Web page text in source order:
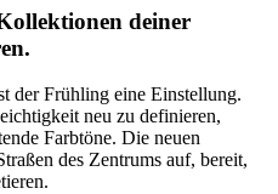
deiner
der Frühling eine Einstellung.
neu zu definieren,
Farbtöne. Die neuen
des Zentrums auf, bereit,